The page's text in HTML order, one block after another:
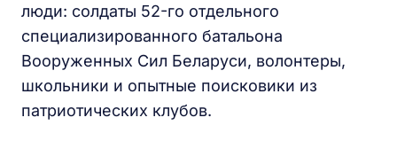
люди: солдаты 52-го отдельного
специализированного батальона
Вооруженных Сил Беларуси, волонтеры,
школьники и опытные поисковики из
патриотических клубов.